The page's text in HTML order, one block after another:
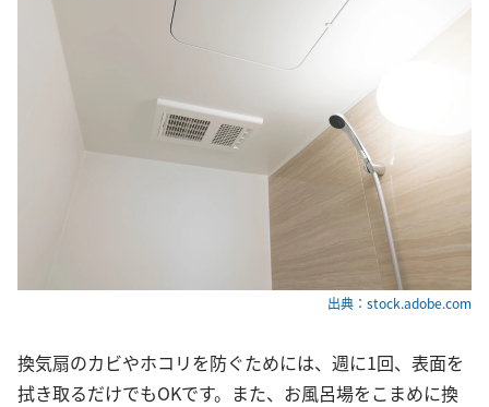
出典：stock.adobe.com
換気扇のカビやホコリを防ぐためには、週に1回、表面を
拭き取るだけでもOKです。また、お風呂場をこまめに換